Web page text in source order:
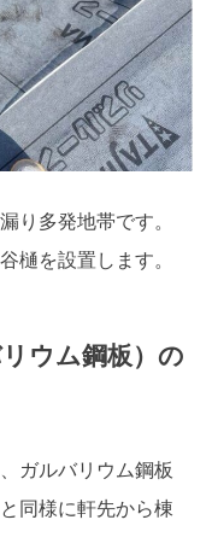
り多発地帯です。
樋を設置します。
ウム鋼板）の
ガルバリウム鋼板
同様に軒先から棟